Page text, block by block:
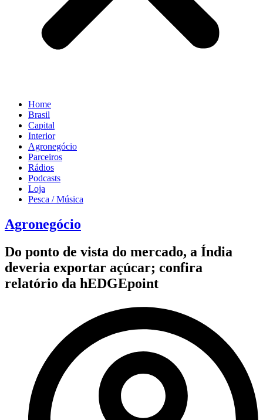
Home
Brasil
Capital
Interior
Agronegócio
Parceiros
Rádios
Podcasts
Loja
Pesca / Música
Agronegócio
Do ponto de vista do mercado, a Índia
deveria exportar açúcar; confira
relatório da hEDGEpoint